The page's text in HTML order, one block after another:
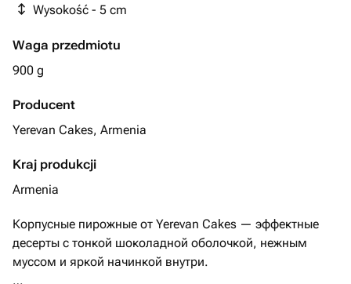
Wysokość - 5 cm
Waga przedmiotu
900 g
Producent
Yerevan Cakes, Armenia
Kraj produkcji
Armenia
Корпусные пирожные от Yerevan Cakes — эффектные
десерты с тонкой шоколадной оболочкой, нежным
муссом и яркой начинкой внутри.